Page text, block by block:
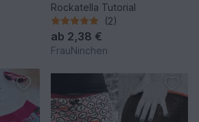
Rockatella Tutorial
(2)
ab 2,38 €
FrauNinchen